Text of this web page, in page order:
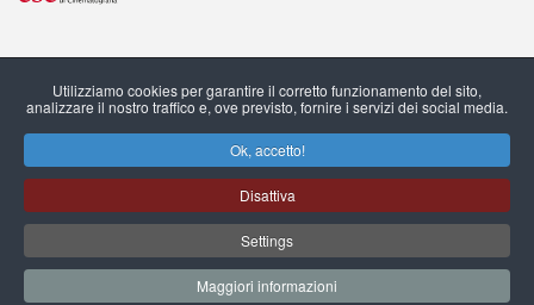
Utilizziamo cookies per garantire il corretto funzionamento del sito,
analizzare il nostro traffico e, ove previsto, fornire i servizi dei social media.
Ok, accetto!
Disattiva
Settings
Maggiori informazioni
C.F. e P.IVA 03544490273 © San Servolo srl, 2022
Governance della Privacy Cookie Policy Preferenze Cookies